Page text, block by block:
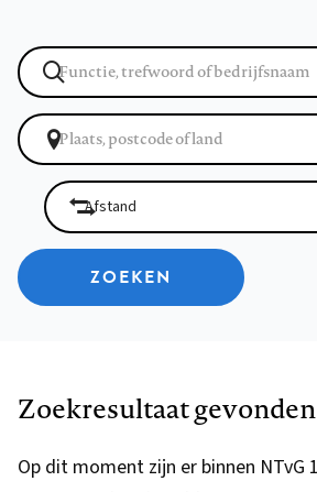
ZOEKEN
Zoekresultaat
Op dit moment zijn er binnen NTvG